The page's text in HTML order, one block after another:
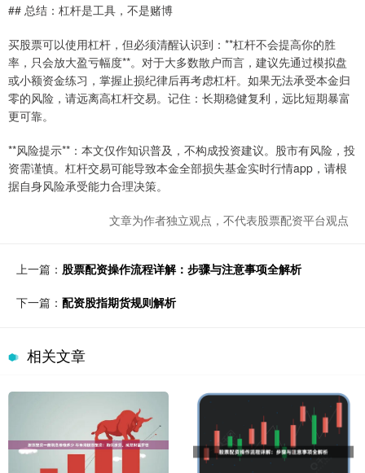
## 总结：杠杆是工具，不是赌博
买股票可以使用杠杆，但必须清醒认识到：**杠杆不会提高你的胜
率，只会放大盈亏幅度**。对于大多数散户而言，建议先通过模拟盘
或小额资金练习，掌握止损纪律后再考虑杠杆。如果无法承受本金归
零的风险，请远离高杠杆交易。记住：长期稳健复利，远比短期暴富
更可靠。
**风险提示**：本文仅作知识普及，不构成投资建议。股市有风险，投
资需谨慎。杠杆交易可能导致本金全部损失基金实时行情app，请根
据自身风险承受能力合理决策。
文章为作者独立观点，不代表股票配资平台观点
上一篇： 股票配资操作流程详解：步骤与注意事项全解析
下一篇： 配资股指期货规则解析
相关文章